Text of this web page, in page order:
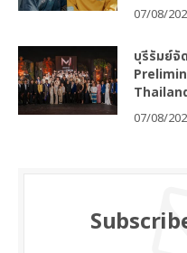
07/08/
บุรีรัมย์จั
07/08/